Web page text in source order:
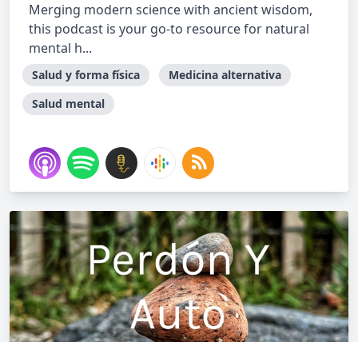
Merging modern science with ancient wisdom,
this podcast is your go-to resource for natural
mental h...
Salud y forma física
Medicina alternativa
Salud mental